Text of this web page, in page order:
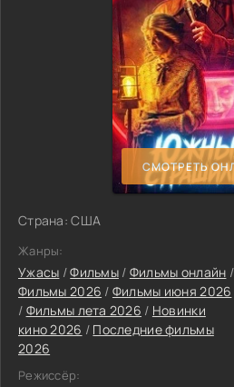
СМОТРЕТЬ
Страна: США
Жанры:
Ужасы /Фильмы/ Фильмы онлайн /
Фильмы 2026 / Фильмы июня 2026
/ Фильмы лета 2026 / Новинки
кино 2026 / Последние фильмы
2026
Режиссёр: